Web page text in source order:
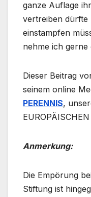
ganze Auflage
vertreiben dürfte
einstampfen
nehme ich
Dieser Beitrag
seinem online
PERENNIS,
Anmerkung:
Die Empörung
Stiftung ist